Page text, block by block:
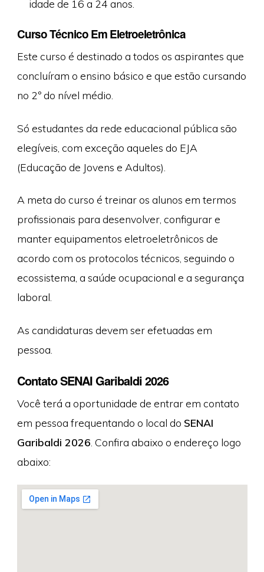
idade de 16 a 24 anos.
Curso Técnico Em Eletroeletrônica
Este curso é destinado a todos os aspirantes que
concluíram o ensino básico e que estão cursando
no 2º do nível médio.
Só estudantes da rede educacional pública são
elegíveis, com exceção aqueles do EJA
(Educação de Jovens e Adultos).
A meta do curso é treinar os alunos em termos
profissionais para desenvolver, configurar e
manter equipamentos eletroeletrônicos de
acordo com os protocolos técnicos, seguindo o
ecossistema, a saúde ocupacional e a segurança
laboral.
As candidaturas devem ser efetuadas em
pessoa.
Contato SENAI Garibaldi 2026
Você terá a oportunidade de entrar em contato
em pessoa frequentando o local do SENAI
Garibaldi 2026 . Confira abaixo o endereço logo
abaixo: